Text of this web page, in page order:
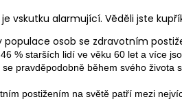
vskutku alarmující. Věděli jste
populace osob se zdravotním
% starších lidí ve věku 60 let a více
se pravděpodobně během svého
postižením na světě patří mezi